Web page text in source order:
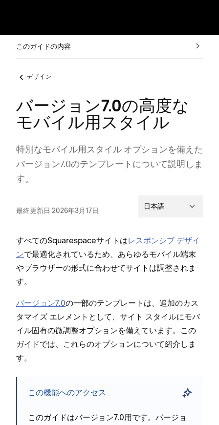
このガイドの内容
デザイン
バージョン7.0の高度な
モバイル用スタイル
特別なモバイル用スタイル オプシ⁠ョンを備えた
バ⁠ージ⁠ョン7⁠.0のテンプレ⁠ートについて説明しま
す⁠。
最終更新日 2026年3月17日 日本語
すべてのSquarespaceサイトはレスポンシブ デザイ
ンで最適化されているため⁠、あらゆるモバイル端末
やブラウザ⁠ーの形式に合わせてサイトは調整されま
す⁠。
バ⁠ージ⁠ョン7⁠.0の一部のテンプレ⁠ートは⁠、追加のカス
タマイズ エレメントとして⁠、サイト スタイルにモバ
イル固有の微調整オプシ⁠ョンを備えています⁠。この
ガイドでは⁠、これらのオプシ⁠ョンについて紹介しま
す⁠。
この機能へのアクセス
このガイドはバ⁠ージ⁠ョン7⁠.0用です⁠。バ⁠ージ⁠ョ